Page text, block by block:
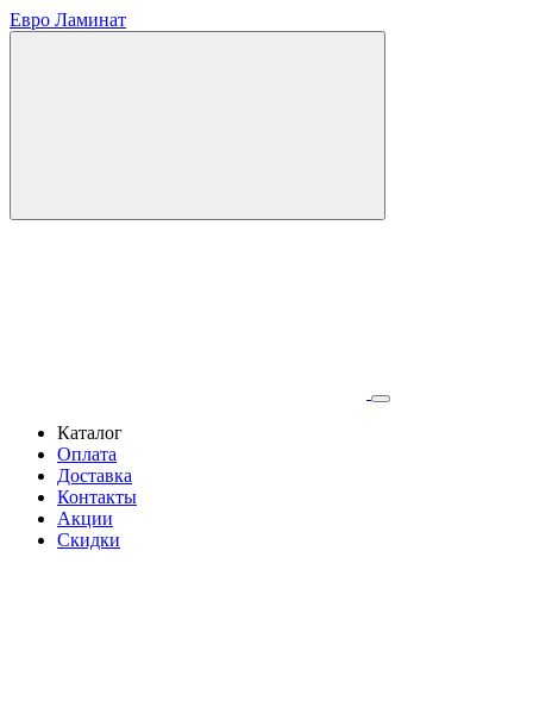
Евро Ламинат
Каталог
Оплата
Доставка
Контакты
Акции
Скидки